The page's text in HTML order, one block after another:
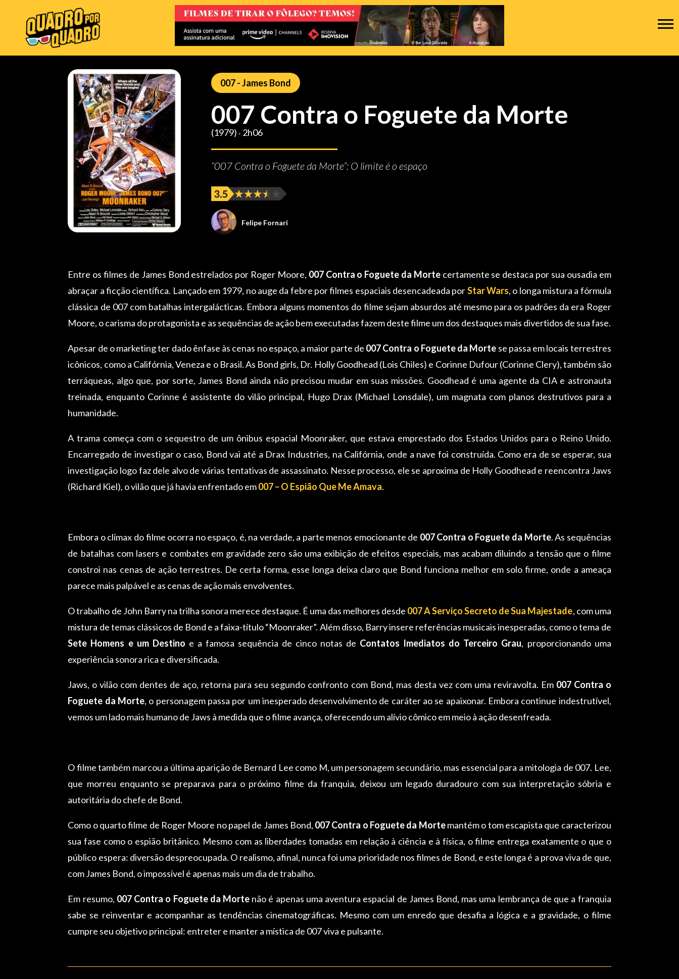
007 - James Bond
007 Contra o Foguete da Morte
(1979) ‧ 2h06
“007 Contra o Foguete da Morte”: O limite é o espaço
Felipe Fornari
Entre os filmes de James Bond estrelados por Roger Moore, 007 Contra o Foguete da Mortecertamente se destaca por sua ousadia em
abraçar a ficção científica. Lançado em 1979, no auge da febre por filmes espaciais desencadeada porStar Wars, o longa mistura a fórmula
clássica de 007 com batalhas intergalácticas. Embora alguns momentos do filme sejam absurdos até mesmo para os padrões da era Roger
Moore, o carisma do protagonista e as sequências de ação bem executadas fazem deste filme um dos destaques mais divertidos de sua fase.
Apesar de o marketing ter dado ênfase às cenas no espaço, a maior parte de 007 Contra o Foguete da Morte se passa em locais terrestres
icônicos, como a Califórnia, Veneza e o Brasil. As Bond girls, Dr. Holly Goodhead (Lois Chiles) e Corinne Dufour (Corinne Clery), também são
terráqueas, algo que, por sorte, James Bond ainda não precisou mudar em suas missões. Goodhead é uma agente da CIA e astronauta
treinada, enquanto Corinne é assistente do vilão principal, Hugo Drax (Michael Lonsdale), um magnata com planos destrutivos para a
humanidade.
A trama começa com o sequestro de um ônibus espacial Moonraker, que estava emprestado dos Estados Unidos para o Reino Unido.
Encarregado de investigar o caso, Bond vai até a Drax Industries, na Califórnia, onde a nave foi construída. Como era de se esperar, sua
investigação logo faz dele alvo de várias tentativas de assassinato. Nesse processo, ele se aproxima de Holly Goodhead e reencontra Jaws
(Richard Kiel), o vilão que já havia enfrentado em007 – O Espião Que Me Amava.
Embora o clímax do filme ocorra no espaço, é, na verdade, a parte menos emocionante de 007 Contra o Foguete da Morte. As sequências
de batalhas com lasers e combates em gravidade zero são uma exibição de efeitos especiais, mas acabam diluindo a tensão que o filme
constroi nas cenas de ação terrestres. De certa forma, esse longa deixa claro que Bond funciona melhor em solo firme, onde a ameaça
parece mais palpável e as cenas de ação mais envolventes.
O trabalho de John Barry na trilha sonora merece destaque. É uma das melhores desde 007 A Serviço Secreto de Sua Majestade, com uma
mistura de temas clássicos de Bond e a faixa-título “Moonraker”. Além disso, Barry insere referências musicais inesperadas, como o tema de
Sete Homens e um Destino e a famosa sequência de cinco notas de Contatos Imediatos do Terceiro Grau, proporcionando uma
experiência sonora rica e diversificada.
Jaws, o vilão com dentes de aço, retorna para seu segundo confronto com Bond, mas desta vez com uma reviravolta. Em 007 Contra o
Foguete da Morte, o personagem passa por um inesperado desenvolvimento de caráter ao se apaixonar. Embora continue indestrutível,
vemos um lado mais humano de Jaws à medida que o filme avança, oferecendo um alívio cômico em meio à ação desenfreada.
O filme também marcou a última aparição de Bernard Lee como M, um personagem secundário, mas essencial para a mitologia de 007. Lee,
que morreu enquanto se preparava para o próximo filme da franquia, deixou um legado duradouro com sua interpretação sóbria e
autoritária do chefe de Bond.
Como o quarto filme de Roger Moore no papel de James Bond, 007 Contra o Foguete da Mortemantém o tom escapista que caracterizou
sua fase como o espião britânico. Mesmo com as liberdades tomadas em relação à ciência e à física, o filme entrega exatamente o que o
público espera: diversão despreocupada. O realismo, afinal, nunca foi uma prioridade nos filmes de Bond, e este longa é a prova viva de que,
com James Bond, o impossível é apenas mais um dia de trabalho.
Em resumo, 007 Contra o Foguete da Morte não é apenas uma aventura espacial de James Bond, mas uma lembrança de que a franquia
sabe se reinventar e acompanhar as tendências cinematográficas. Mesmo com um enredo que desafia a lógica e a gravidade, o filme
cumpre seu objetivo principal: entreter e manter a mística de 007 viva e pulsante.